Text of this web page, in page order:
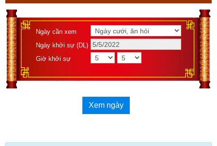
Ngày cần xem
Ngày khởi sự (DL)
Giờ khởi sự
Xem ngày